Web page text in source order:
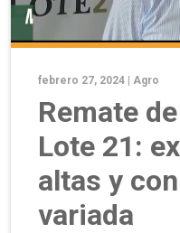
febrero 27, 2024 | Agro
Remate
Lote 21:
altas y
variada